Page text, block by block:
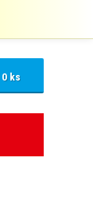
0ks